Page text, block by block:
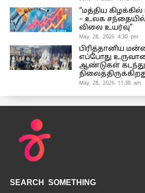
“மத்திய
– உலக
விலை உயர்வு”
May 28, 2026 4:30 pm
பிரித்தானிய
எப்போது
ஆண்டுகள்
May 28, 2026 11:38 am
SEARCH SOMETHING